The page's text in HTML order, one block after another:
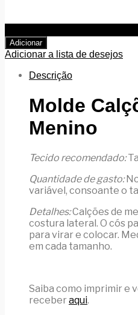
Adicionar
Adicionar a lista de desejos
Descrição
Molde
Menino
Tecido recomendado:
Quantidade de gasto:
variável, consoante o
Detalhes:Calções de
costura lateral. O cós
para virar e colocar.
em cada tamanho.
Saiba como imprimir e
receberaqui.